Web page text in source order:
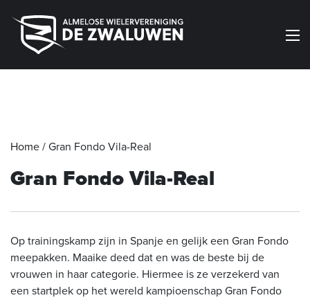
Home / Gran Fondo Vila-Real
Gran Fondo Vila-Real
Op trainingskamp zijn in Spanje en gelijk een Gran Fondo
meepakken. Maaike deed dat en was de beste bij de
vrouwen in haar categorie. Hiermee is ze verzekerd van
een startplek op het wereld kampioenschap Gran Fondo